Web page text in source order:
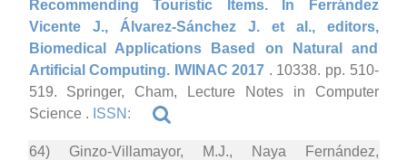
Recommending Touristic Items. In Ferrández
Vicente J., Álvarez-Sánchez J. et al., editors,
Biomedical Applications Based on Natural and
Artificial Computing. IWINAC 2017 . 10338. pp. 510-
519. Springer, Cham, Lecture Notes in Computer
Science . ISSN:
64) Ginzo-Villamayor, M.J., Naya Fernández,